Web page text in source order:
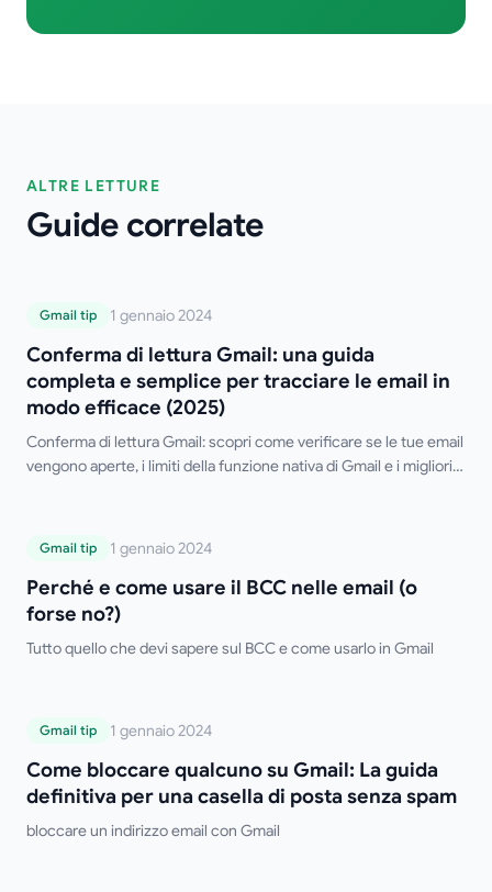
ALTRE LETTURE
Guide correlate
Conferma di lettura Gmail: una guida
email in modo efficace (2025)
Gmail tip 1 gennaio 2024
Conferma di lettura Gmail: una guida
completa e semplice per tracciare le email in
modo efficace (2025)
Conferma di lettura Gmail: scopri come verificare se le tue email
vengono aperte, i limiti della funzione nativa di Gmail e i migliori
Perché e come usare il BCC nelle email (o
Gmail tip 1 gennaio 2024
Perché e come usare il BCC nelle email (o
forse no?)
Tutto quello che devi sapere sul BCC e come usarlo in Gmail
Come bloccare qualcuno su Gmail: La
senza spam
Gmail tip 1 gennaio 2024
Come bloccare qualcuno su Gmail: La guida
definitiva per una casella di posta senza spam
bloccare un indirizzo email con Gmail